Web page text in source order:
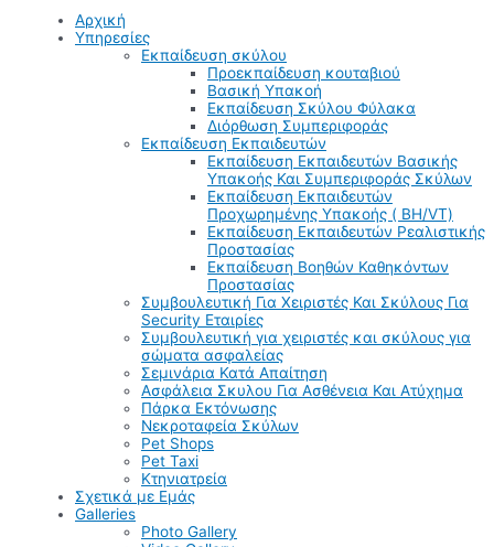
Αρχική
Υπηρεσίες
Εκπαίδευση σκύλου
Προεκπαίδευση κουταβιού
Βασική Υπακοή
Εκπαίδευση Σκύλου Φύλακα
Διόρθωση Συμπεριφοράς
Εκπαίδευση Εκπαιδευτών
Εκπαίδευση Εκπαιδευτών Βασικής
Υπακοής Και Συμπεριφοράς Σκύλων
Εκπαίδευση Εκπαιδευτών
Προχωρημένης Υπακοής ( BH/VT)
Εκπαίδευση Εκπαιδευτών Ρεαλιστικής
Προστασίας
Εκπαίδευση Βοηθών Καθηκόντων
Προστασίας
Συμβουλευτική Για Χειριστές Και Σκύλους Για
Security Εταιρίες
Συμβουλευτική για χειριστές και σκύλους για
σώματα ασφαλείας
Σεμινάρια Κατά Απαίτηση
Ασφάλεια Σκυλου Για Ασθένεια Και Ατύχημα
Πάρκα Εκτόνωσης
Νεκροταφεία Σκύλων
Pet Shops
Pet Taxi
Κτηνιατρεία
Σχετικά με Εμάς
Galleries
Photo Gallery